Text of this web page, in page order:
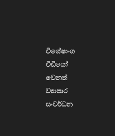
විශේෂාංග
වීඩියෝ
වෙනත්
ව්‍යාපාර
සංවර්ධන